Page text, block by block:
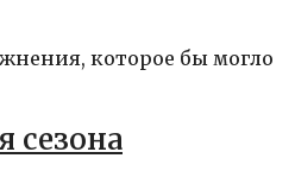
которое бы могло
сезона